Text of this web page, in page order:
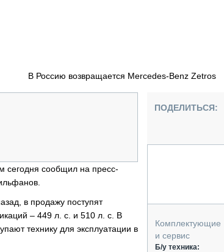
ПОДЪЁМНАЯ ТЕХНИКА
ПРИЦЕПНАЯ ТЕХНИКА
КОММУНАЛЬНАЯ ТЕХНИКА
ТЕХНИКА СПЕЦИАЛЬНОГО НАЗНАЧЕНИЯ
АВТОМАТИЗАЦИЯ И ТЕХНОЛОГИИ
КОМПЛЕКТУЮЩИЕ И СЕРВИС
В Россию возвращается Mercedes-Benz Zetros
сегодня сообщил на пресс-
в продажу поступят
– 449 л. с. и 510 л. с. В
технику для эксплуатации в
ПОДЕЛИТЬСЯ:
Комплектующие
и сервис
Б/у техника: